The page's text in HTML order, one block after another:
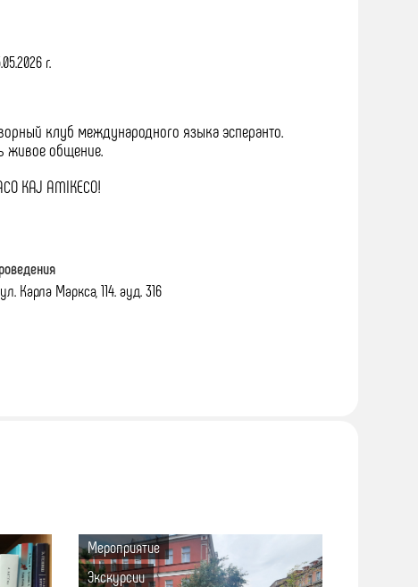
г.
клуб международного языка эсперанто.
живое общение.
KAJ AMIKECO!
Карла Маркса, 114. ауд. 316
Мероприятие
Экскурсии